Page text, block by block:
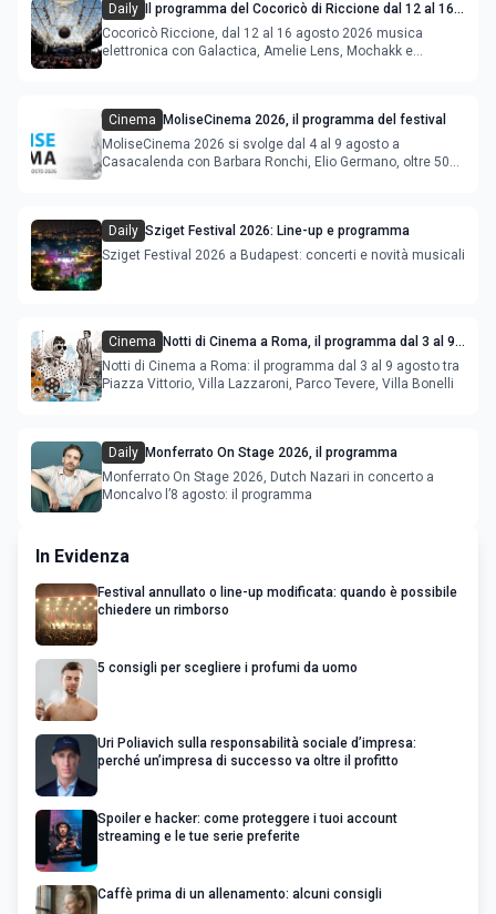
Daily
Il programma del Cocoricò di Riccione dal 12 al 16
agosto 2026
Cocoricò Riccione, dal 12 al 16 agosto 2026 musica
elettronica con Galactica, Amelie Lens, Mochakk e
Cinema
MoliseCinema 2026, il programma del festival
MoliseCinema 2026 si svolge dal 4 al 9 agosto a
Casacalenda con Barbara Ronchi, Elio Germano, oltre 50
Daily Sziget Festival 2026: Line-up e programma
Sziget Festival 2026 a Budapest: concerti e novità musicali
Cinema
Notti di Cinema a Roma, il programma dal 3 al 9
agosto
Notti di Cinema a Roma: il programma dal 3 al 9 agosto tra
Piazza Vittorio, Villa Lazzaroni, Parco Tevere, Villa Bonelli
Daily Monferrato On Stage 2026, il programma
Monferrato On Stage 2026, Dutch Nazari in concerto a
Moncalvo l’8 agosto: il programma
In Evidenza
Festival annullato o line-up modificata: quando è possibile
chiedere un rimborso
5 consigli per scegliere i profumi da uomo
Uri Poliavich sulla responsabilità sociale d’impresa:
perché un’impresa di successo va oltre il profitto
Spoiler e hacker: come proteggere i tuoi account
streaming e le tue serie preferite
Caffè prima di un allenamento: alcuni consigli